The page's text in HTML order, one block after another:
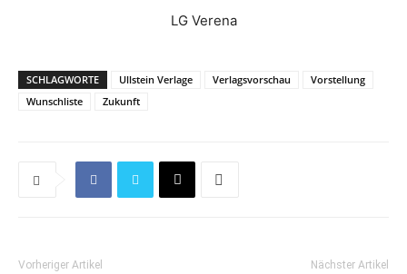
LG Verena
SCHLAGWORTE Ullstein Verlage Verlagsvorschau
Vorstellung
Wunschliste
Zukunft
Vorheriger Artikel Nächster Artikel